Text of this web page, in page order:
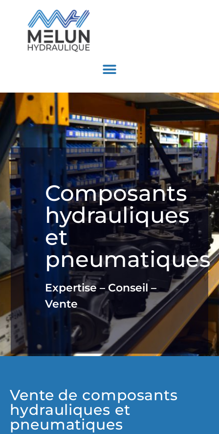
Composants
hydrauliques
et
pneumatiques
Expertise – Conseil –
Vente
Vente de composants
hydrauliques et
pneumatiques